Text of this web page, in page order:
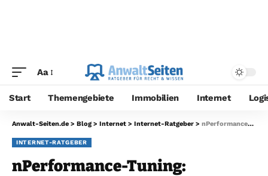
Aa
Start Themengebiete Immobilien Internet
Anwalt-Seiten.de > Blog > Internet > Internet-Ratgeber > nPerformance-Tuning: Hardware-Optimierung und Übertaktung im Fokus
INTERNET-RATGEBER
nPerformance-Tuning: